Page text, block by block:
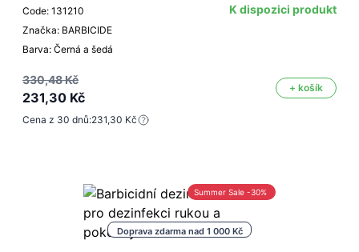
Code: 131210
Značka: BARBICIDE
Barva: Černá a šedá
K dispozici produkt
330,48 Kč
231,30 Kč
+ košík
Cena z 30 dnů:231,30 Kč
Doprava zdarma nad 1 000 Kč
Summer Sale -30%